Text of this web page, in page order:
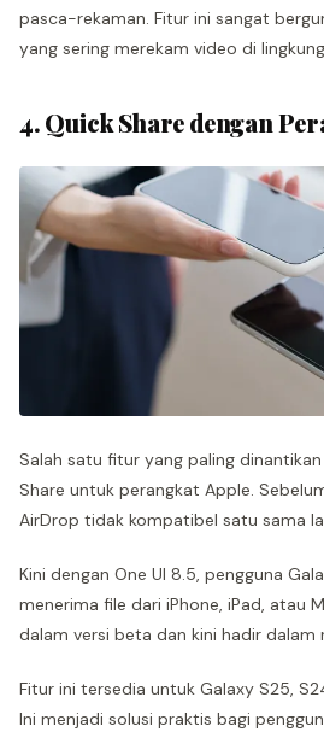
pasca-rekaman. Fitur ini sangat
yang sering merekam video di
4. Quick Share dengan
Salah satu fitur yang paling
Share untuk perangkat Apple.
AirDrop tidak kompatibel satu sama
Kini dengan One UI 8.5, pengguna
menerima file dari iPhone, iPad, atau
dalam versi beta dan kini hadir dalam
Fitur ini tersedia untuk Galaxy S25,
Ini menjadi solusi praktis bagi